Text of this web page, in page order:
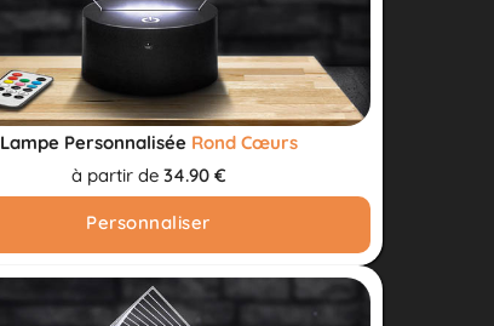
Lampe Personnalisée Rond Cœurs
à partir de 34.90 €
Personnaliser